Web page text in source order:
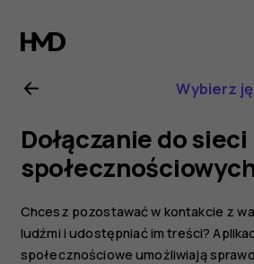
Nokia
8.1
—
instrukcja
obsługi
Wybierz
Dołączanie do sieci
Chcesz pozostawać w kontakcie z
ludźmi i udostępniać im treści?
społecznościowe umożliwiają